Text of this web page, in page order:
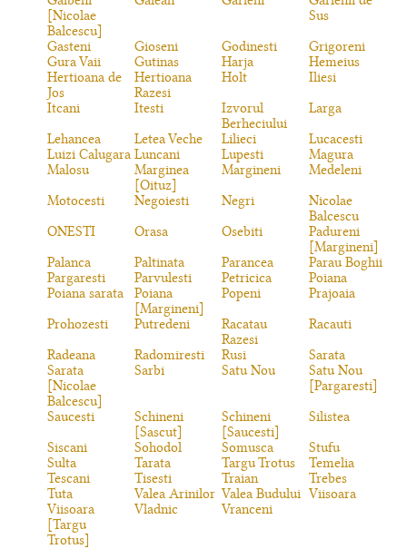
[Nicolae
Balcescu]
Sus
Gasteni
Gioseni Godinesti
Grigoreni
Gura Vaii
Gutinas Harja
Hemeius
Hertioana de
Jos
Hertioana
Razesi
Holt
Iliesi
Itcani
Itesti
Izvorul
Berheciului
Larga
Lehancea
Letea Veche Lilieci
Lucacesti
Luizi Calugara Luncani Lupesti
Magura
Malosu
Marginea
[Oituz]
Margineni
Medeleni
Motocesti
Negoiesti Negri
Nicolae
Balcescu
ONESTI
Orasa Osebiti
Padureni
[Margineni]
Palanca
Paltinata Parancea
Parau Boghii
Pargaresti
Parvulesti Petricica
Poiana
Poiana sarata
Poiana
[Margineni]
Popeni
Prajoaia
Prohozesti
Putredeni
Racatau
Razesi
Racauti
Radeana
Radomiresti Rusi
Sarata
Sarata
[Nicolae
Balcescu]
Sarbi Satu Nou
Satu Nou
[Pargaresti]
Saucesti
Schineni
[Sascut]
Schineni
[Saucesti]
Silistea
Siscani
Sohodol Somusca
Stufu
Sulta
Tarata Targu Trotus
Temelia
Tescani
Tisesti Traian
Trebes
Tuta
Valea Arinilor Valea Budului Viisoara
Viisoara
[Targu
Trotus]
Vladnic Vranceni